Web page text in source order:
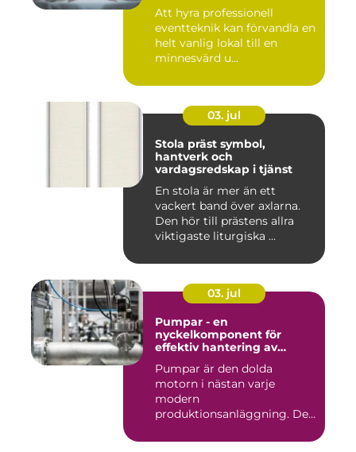
Att hyra professionell
eventteknik kan förvandla en
helt vanlig lokal till en
minnesvärd u...
03. jul
Stola präst symbol,
hantverk och
vardagsredskap i tjänst
En stola är mer än ett
vackert band över axlarna.
Den hör till prästens allra
viktigaste liturgiska ...
03. jul
Pumpar - en
nyckelkomponent för
effektiv hantering av
Pumpar är den dolda
motorn i nästan varje
modern
produktionsanläggning. De